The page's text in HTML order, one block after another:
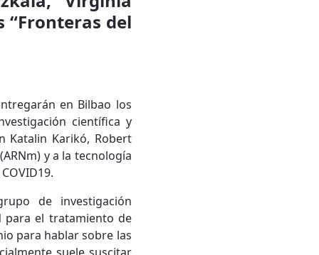
“Fronteras del
en Bilbao los
científica y
Katalin Karikó, Robert
y a la tecnología
de investigación
para el tratamiento de
para hablar sobre las